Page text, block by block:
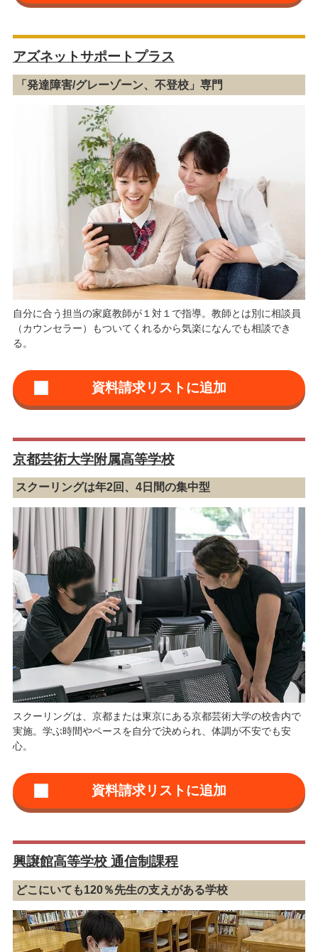
アズネットサポートプラス
「発達障害/グレーゾーン、不登校」専門
自分に合う担当の家庭教師が１対１で指導。教師とは別に相談員
（カウンセラー）もついてくれるから気楽になんでも相談でき
る。
京都芸術大学附属高等学校
スクーリングは年2回、4日間の集中型
スクーリングは、京都または東京にある京都芸術大学の校舎内で
実施。学ぶ時間やペースを自分で決められ、体調が不安でも安
心。
興譲館高等学校 通信制課程
どこにいても120％先生の支えがある学校